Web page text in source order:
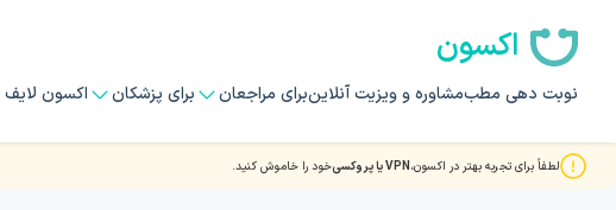
اکسون
نوبت دهی مطبمشاوره و ویزیت آنلاینبرای مراجعان برای پزشکان اکسون لایف
لطفاً برای تجربه بهتر در اکسون،VPN یا پروکسی خود را خاموش کنید.
نوبت دهی بهترین دکتر و متخصصان غدد و متابولیسم در مشهد